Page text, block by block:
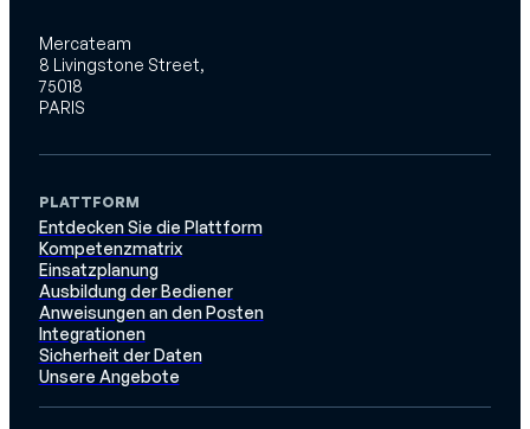
Mercateam
8 Livingstone Street,
75018
PARIS
PLATTFORM
Entdecken Sie die Plattform
Kompetenzmatrix
Einsatzplanung
Ausbildung der Bediener
Anweisungen an den Posten
Integrationen
Sicherheit der Daten
Unsere Angebote